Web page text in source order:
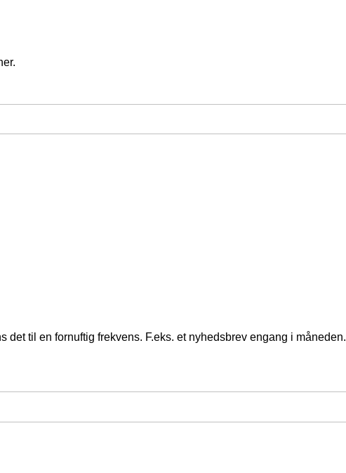
til en fornuftig frekvens. F.eks. et nyhedsbrev engang i måneden.